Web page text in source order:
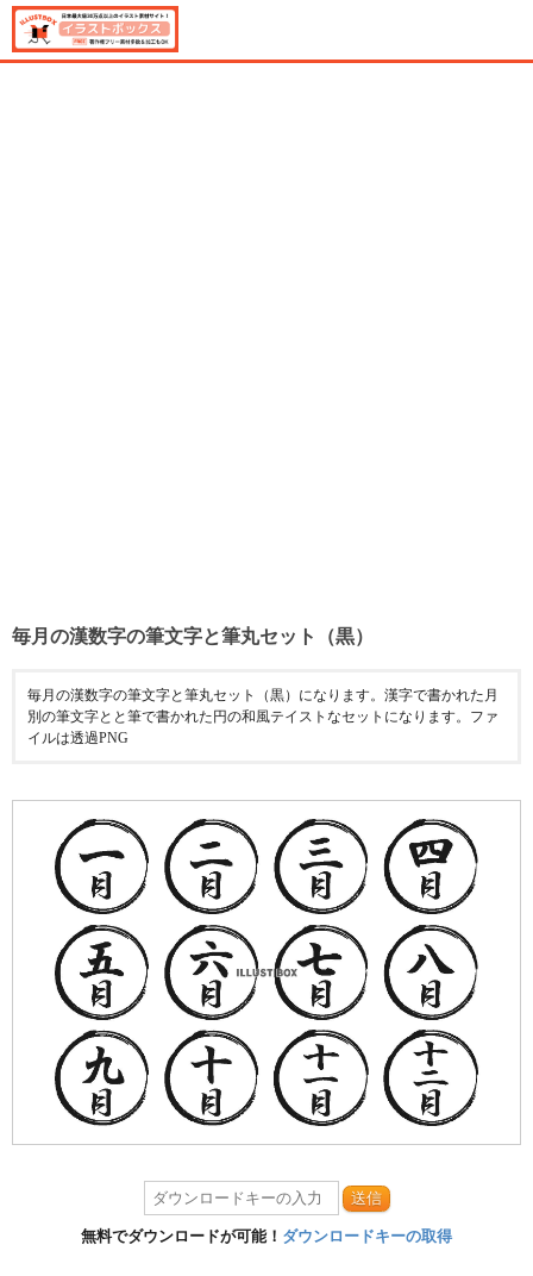
毎月の漢数字の筆文字と筆丸セット（黒）
毎月の漢数字の筆文字と筆丸セット（黒）になります。漢字で書かれた月
別の筆文字とと筆で書かれた円の和風テイストなセットになります。ファ
イルは透過PNG
送信
無料でダウンロードが可能！ ダウンロードキーの取得